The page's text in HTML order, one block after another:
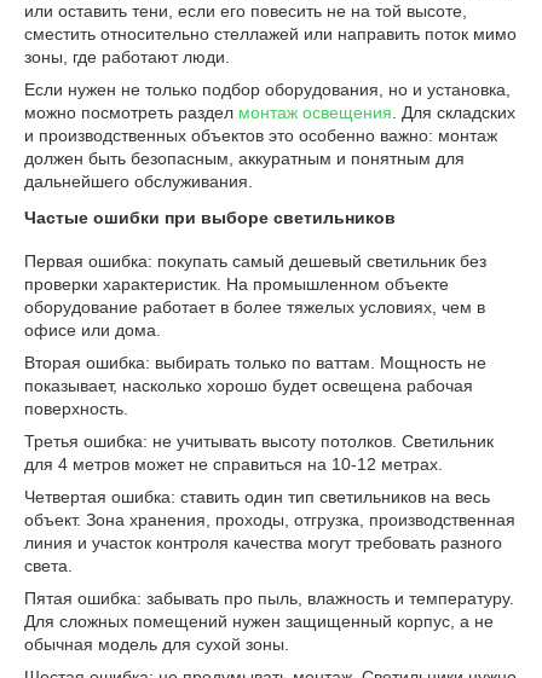
или оставить тени, если его повесить не на той высоте,
сместить относительно стеллажей или направить поток мимо
зоны, где работают люди.
Если нужен не только подбор оборудования, но и установка,
можно посмотреть раздел монтаж освещения . Для складских
и производственных объектов это особенно важно: монтаж
должен быть безопасным, аккуратным и понятным для
дальнейшего обслуживания.
Частые ошибки при выборе светильников
Первая ошибка: покупать самый дешевый светильник без
проверки характеристик. На промышленном объекте
оборудование работает в более тяжелых условиях, чем в
офисе или дома.
Вторая ошибка: выбирать только по ваттам. Мощность не
показывает, насколько хорошо будет освещена рабочая
поверхность.
Третья ошибка: не учитывать высоту потолков. Светильник
для 4 метров может не справиться на 10-12 метрах.
Четвертая ошибка: ставить один тип светильников на весь
объект. Зона хранения, проходы, отгрузка, производственная
линия и участок контроля качества могут требовать разного
света.
Пятая ошибка: забывать про пыль, влажность и температуру.
Для сложных помещений нужен защищенный корпус, а не
обычная модель для сухой зоны.